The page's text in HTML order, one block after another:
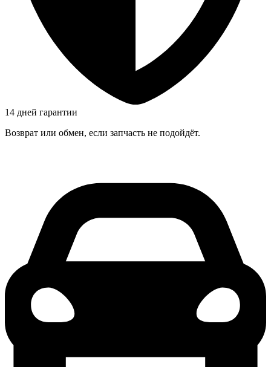
14 дней гарантии
Возврат или обмен, если запчасть не подойдёт.